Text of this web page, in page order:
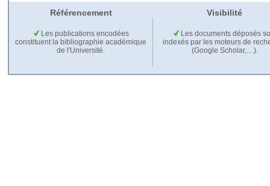
Référencement Visibilité
Les publications encodées
constituent la bibliographie académique
de l'Université.
Les documents déposés
indexés par les moteurs de
(Google Scholar,…).